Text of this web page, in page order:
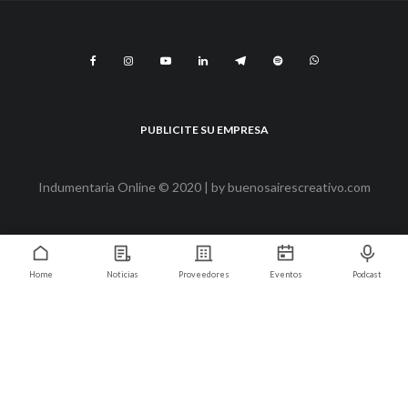
PUBLICITE SU EMPRESA
Indumentaria Online © 2020 | bybuenosairescreativo.com
Home Noticias Proveedores Eventos Podcast